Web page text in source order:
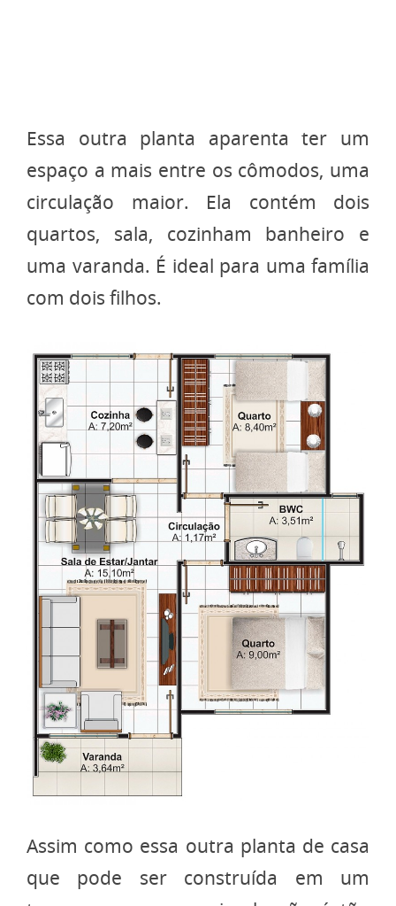
Essa outra planta aparenta ter um
espaço a mais entre os cômodos, uma
circulação maior. Ela contém dois
quartos, sala, cozinham banheiro e
uma varanda. É ideal para uma família
com dois filhos.
Assim como essa outra planta de casa
que pode ser construída em um